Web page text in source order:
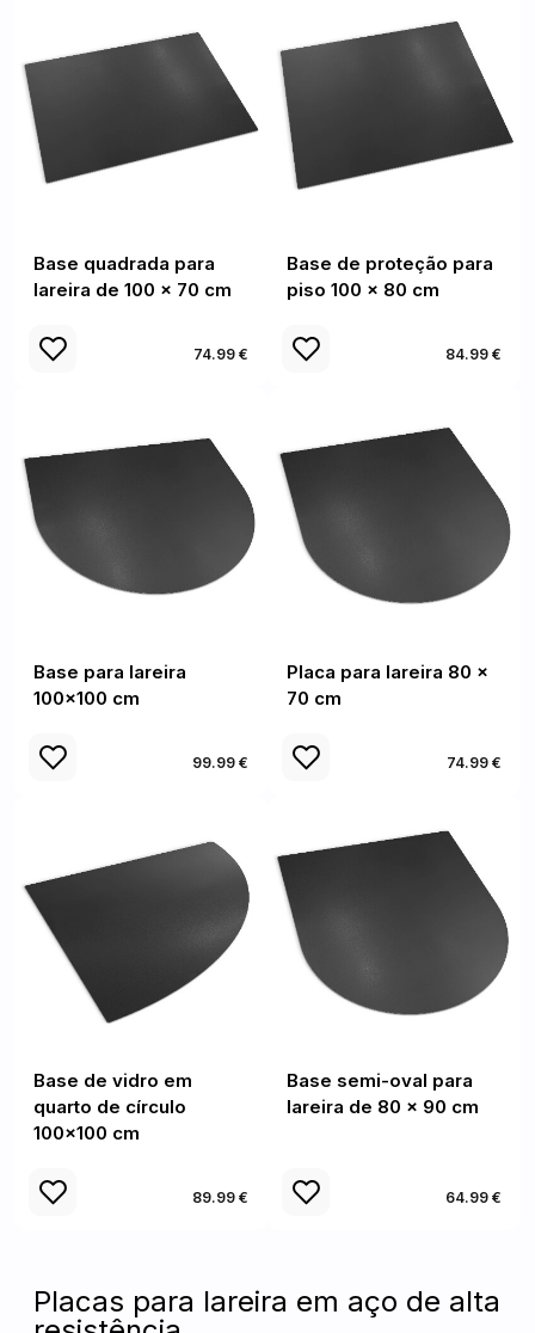
Base quadrada para
lareira de 100 x 70 cm
74.99 €
Base de proteção para
piso 100 x 80 cm
84.99 €
Base para lareira
100x100 cm
99.99 €
Placa para lareira 80 x
70 cm
74.99 €
Base de vidro em
quarto de círculo
100x100 cm
89.99 €
Base semi-oval para
lareira de 80 × 90 cm
64.99 €
Placas para lareira em aço de alta